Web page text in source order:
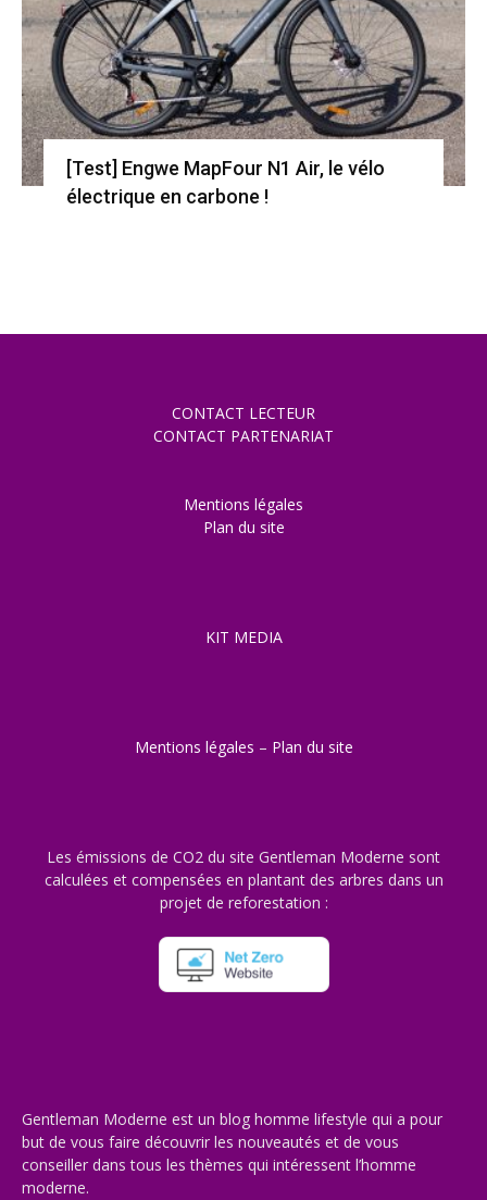
[Test] Engwe MapFour N1 Air, le vélo
électrique en carbone !
CONTACT LECTEUR
CONTACT PARTENARIAT
Mentions légales
Plan du site
KIT MEDIA
Mentions légales – Plan du site
Les émissions de CO2 du site Gentleman Moderne sont
calculées et compensées en plantant des arbres dans un
projet de reforestation :
Gentleman Moderne est un blog homme lifestyle qui a pour
but de vous faire découvrir les nouveautés et de vous
conseiller dans tous les thèmes qui intéressent l’homme
moderne.